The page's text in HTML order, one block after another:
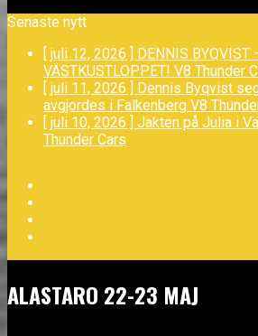
Senaste nytt
[ juli 12, 2026 ] DENNIS BYQVIST
VÄSTKUSTLOPPET! V8 Thunder
[ juli 11, 2026 ] Dennis Byqvist
avgjordes i Falkenberg V8
[ juli 10, 2026 ] Jakten på Julia i
Thunder Cars
ALASTARO 22-23 MAJ